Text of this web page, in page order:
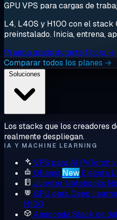
GPU VPS para cargas de
L4, L40S y H100 con el stack
preinstalado. Inicia, entrena,
Prueba gratis durante 1 hora →
Comparar todos los planes →
Los stacks que los creadores
realmente despliegan.
IA Y MACHINE LEARNING
VPS para AI PyTorch
Ollama New Ejecuta
Jupyter Notebooks
GPU para Deep
H100
AnacondaStack de